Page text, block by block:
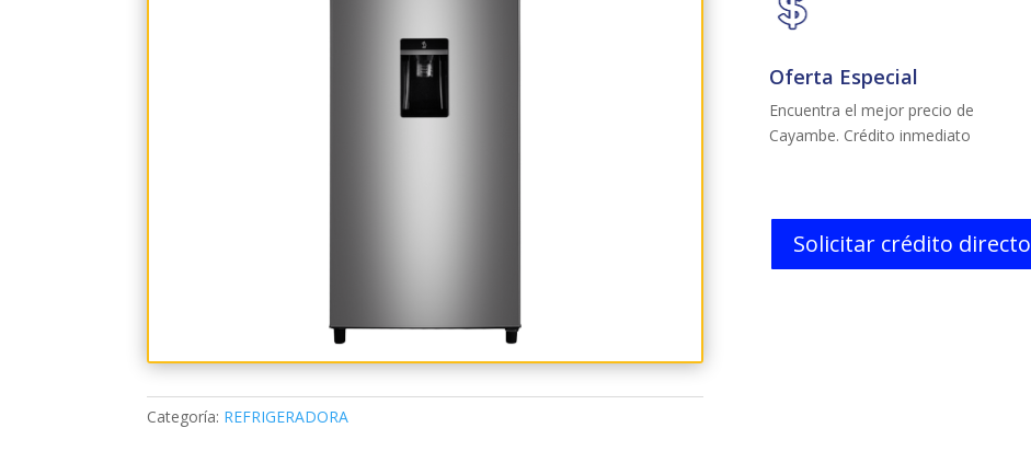
Categoría: REFRIGERADORA
INDU_A
cantidad
Oferta Especial
Encuentra el mejor precio de
Cayambe. Crédito inmediato
Solicitar crédito directo